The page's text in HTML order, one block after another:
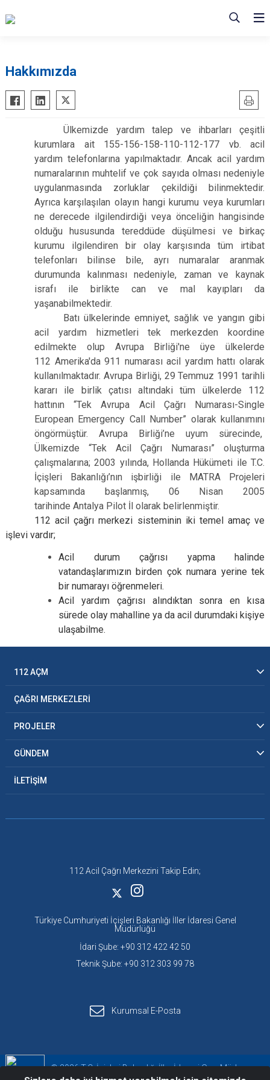
Hakkımızda
Ülkemizde yardım talep ve ihbarları çeşitli
kurumlara ait 155-156-158-110-112-177 vb. acil
yardım telefonlarına yapılmaktadır. Ancak acil yardım
numaralarının muhtelif ve çok sayıda olması nedeniyle
uygulanmasında zorluklar çekildiği bilinmektedir.
Ayrıca karşılaşılan olayın hangi kurumu veya kurumları
ne derecede ilgilendirdiği veya önceliğin hangisinde
olduğu hususunda tereddüde düşülmesi ve birkaç
kurumu ilgilendiren bir olay karşısında tüm irtibat
telefonları bilinse bile, ayrı numaralar aranmak
durumunda kalınması nedeniyle, zaman ve kaynak
israfı ile birlikte can ve mal kayıpları da
yaşanabilmektedir.
Batı ülkelerinde emniyet, sağlık ve yangın gibi
acil yardım hizmetleri tek merkezden koordine
edilmekte olup Avrupa Birliği'ne üye ülkelerde
112 Amerika'da 911 numarası acil yardım hattı olarak
kullanılmaktadır. Avrupa Birliği, 29 Temmuz 1991 tarihli
kararı ile birlik çatısı altındaki tüm ülkelerde 112
hattının “Tek Avrupa Acil Çağrı Numarası-Single
European Emergency Call Number” olarak kullanımını
öngörmüştür. Avrupa Birliği’ne uyum sürecinde,
Ülkemizde “Tek Acil Çağrı Numarası” oluşturma
çalışmalarına; 2003 yılında, Hollanda Hükümeti ile T.C.
İçişleri Bakanlığı’nın işbirliği ile MATRA Projeleri
kapsamında başlanmış, 06 Nisan 2005
tarihinde Antalya Pilot İl olarak belirlenmiştir.
112 acil çağrı merkezi sisteminin iki temel amaç ve
işlevi vardır;
Acil durum çağrısı yapma halinde
vatandaşlarımızın birden çok numara yerine tek
bir numarayı öğrenmeleri.
Acil yardım çağrısı alındıktan sonra en kısa
sürede olay mahalline ya da acil durumdaki kişiye
ulaşabilme.
112 AÇM
ÇAĞRI MERKEZLERİ
PROJELER
GÜNDEM
İLETİŞİM
112 Acil Çağrı Merkezini Takip Edin;
Türkiye Cumhuriyeti İçişleri Bakanlığı İller İdaresi Genel
Müdürlüğü
İdari Şube: +90 312 422 42 50
Teknik Şube: +90 312 303 99 78
Kurumsal E-Posta
© 2026 T.C. İçişleri Bakanlığı İller İdaresi Gen. Müd.